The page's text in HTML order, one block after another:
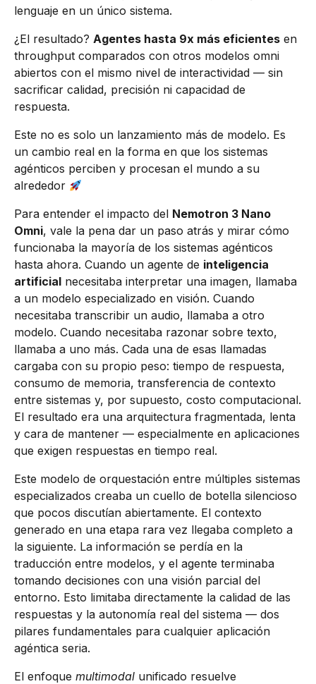
lenguaje en un único sistema.
¿El resultado? Agentes hasta 9x más eficientes en
throughput comparados con otros modelos omni
abiertos con el mismo nivel de interactividad — sin
sacrificar calidad, precisión ni capacidad de
respuesta.
Este no es solo un lanzamiento más de modelo. Es
un cambio real en la forma en que los sistemas
agénticos perciben y procesan el mundo a su
alrededor
Para entender el impacto del Nemotron 3 Nano
Omni, vale la pena dar un paso atrás y mirar cómo
funcionaba la mayoría de los sistemas agénticos
hasta ahora. Cuando un agente de inteligencia
artificial necesitaba interpretar una imagen, llamaba
a un modelo especializado en visión. Cuando
necesitaba transcribir un audio, llamaba a otro
modelo. Cuando necesitaba razonar sobre texto,
llamaba a uno más. Cada una de esas llamadas
cargaba con su propio peso: tiempo de respuesta,
consumo de memoria, transferencia de contexto
entre sistemas y, por supuesto, costo computacional.
El resultado era una arquitectura fragmentada, lenta
y cara de mantener — especialmente en aplicaciones
que exigen respuestas en tiempo real.
Este modelo de orquestación entre múltiples sistemas
especializados creaba un cuello de botella silencioso
que pocos discutían abiertamente. El contexto
generado en una etapa rara vez llegaba completo a
la siguiente. La información se perdía en la
traducción entre modelos, y el agente terminaba
tomando decisiones con una visión parcial del
entorno. Esto limitaba directamente la calidad de las
respuestas y la autonomía real del sistema — dos
pilares fundamentales para cualquier aplicación
agéntica seria.
El enfoque multimodal unificado resuelve